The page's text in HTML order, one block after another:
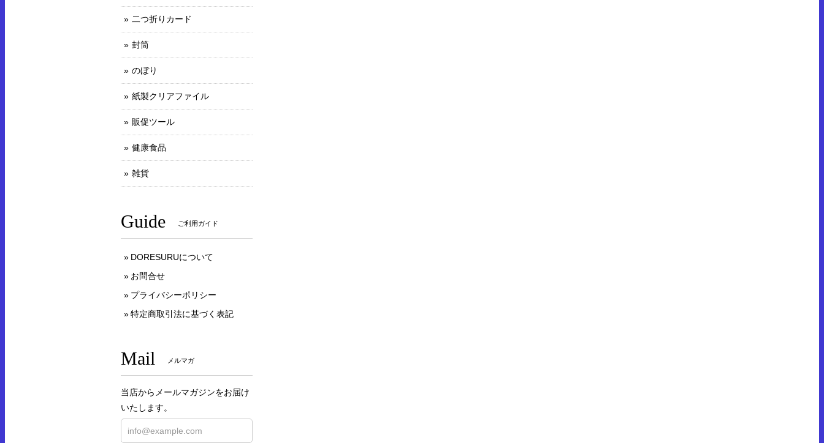
二つ折りカード
封筒
のぼり
紙製クリアファイル
販促ツール
健康食品
雑貨
Guide ご利用ガイド
DORESURUについて
お問合せ
プライバシーポリシー
特定商取引法に基づく表記
Mail メルマガ
当店からメールマガジンをお届け
いたします。